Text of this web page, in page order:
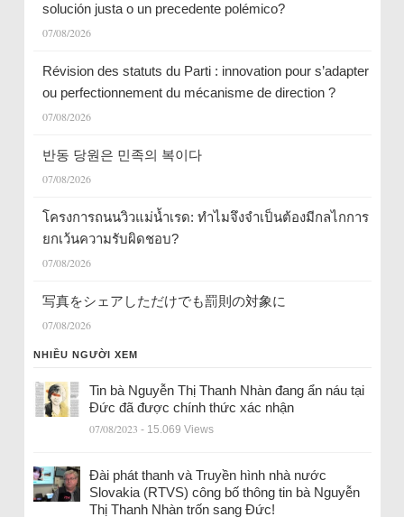
solución justa o un precedente polémico?
07/08/2026
Révision des statuts du Parti : innovation pour s’adapter
ou perfectionnement du mécanisme de direction ?
07/08/2026
반동 당원은 민족의 복이다
07/08/2026
โครงการถนนวิวแม่น้ำเรด: ทำไมจึงจำเป็นต้องมีกลไกการ
ยกเว้นความรับผิดชอบ?
07/08/2026
写真をシェアしただけでも罰則の対象に
07/08/2026
NHIỀU NGƯỜI XEM
Tin bà Nguyễn Thị Thanh Nhàn đang ẩn náu tại
Đức đã được chính thức xác nhận
07/08/2023 - 15.069 Views
Đài phát thanh và Truyền hình nhà nước
Slovakia (RTVS) công bố thông tin bà Nguyễn
Thị Thanh Nhàn trốn sang Đức!